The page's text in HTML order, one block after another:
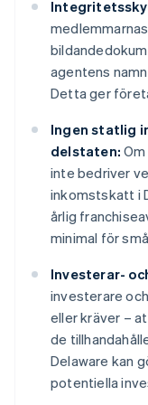
agentens
Detta ger
Ingen statlig
delstaten:
inte bedriver
inkomstskatt i
årlig
minimal för
Investerar-
investerare
eller kräver –
de
Delaware kan
potentiella